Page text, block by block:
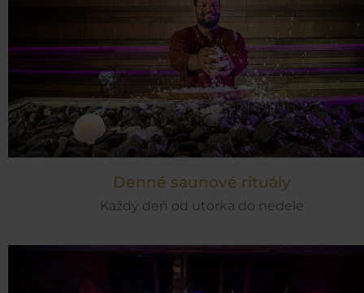
Denné saunové rituály
Každý deň od utorka do nedele